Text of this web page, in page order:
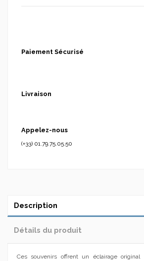
Paiement Sécurisé
Livraison
Appelez-nous
(+33) 01.79.75.05.50
Description
Détails du produit
Ces souvenirs offrent un éclairage